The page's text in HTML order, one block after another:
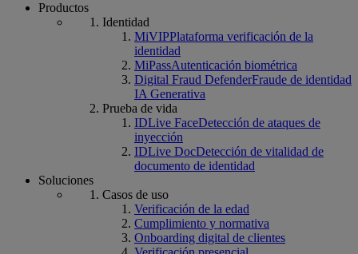
Productos
Identidad
MiVIPPlataforma verificación de la
identidad
MiPassAutenticación biométrica
Digital Fraud DefenderFraude de identidad
IA Generativa
Prueba de vida
IDLive FaceDetección de ataques de
inyección
IDLive DocDetección de vitalidad de
documento de identidad
Soluciones
Casos de uso
Verificación de la edad
Cumplimiento y normativa
Onboarding digital de clientes